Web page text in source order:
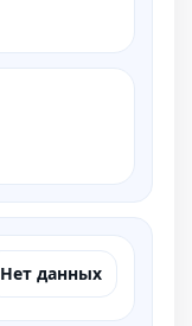
Нет данных